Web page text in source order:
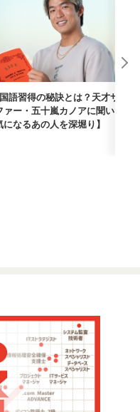
語習得の秘訣とは？天才サ
ァー・五十嵐カノアに聞いた
になるあの人を深堀り】